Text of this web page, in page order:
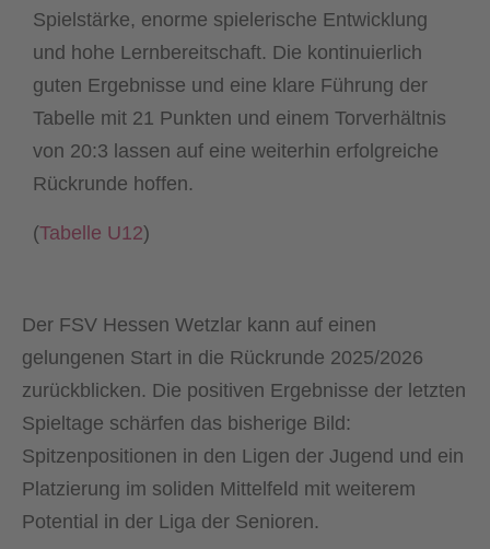
Spielstärke, enorme spielerische Entwicklung
und hohe Lernbereitschaft. Die kontinuierlich
guten Ergebnisse und eine klare Führung der
Tabelle mit 21 Punkten und einem Torverhältnis
von 20:3 lassen auf eine weiterhin erfolgreiche
Rückrunde hoffen.
(Tabelle U12)
Der FSV Hessen Wetzlar kann auf einen
gelungenen Start in die Rückrunde 2025/2026
zurückblicken. Die positiven Ergebnisse der letzten
Spieltage schärfen das bisherige Bild:
Spitzenpositionen in den Ligen der Jugend und ein
Platzierung im soliden Mittelfeld mit weiterem
Potential in der Liga der Senioren.